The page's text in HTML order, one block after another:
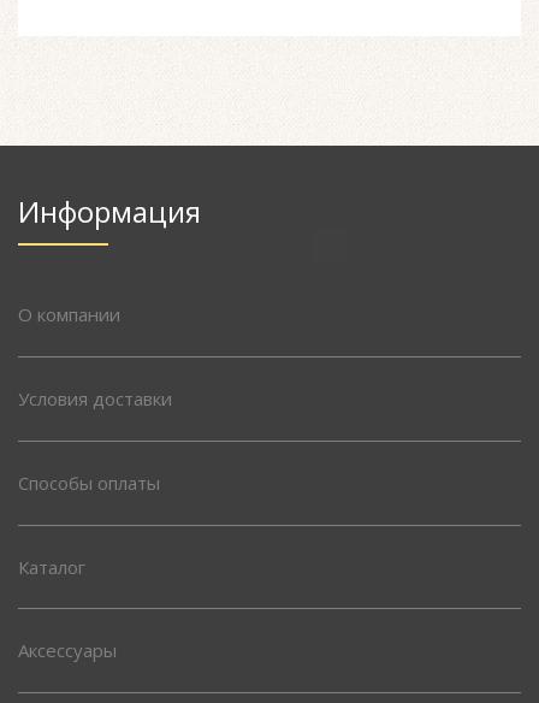
Информация
О компании
Условия доставки
Способы оплаты
Каталог
Аксессуары